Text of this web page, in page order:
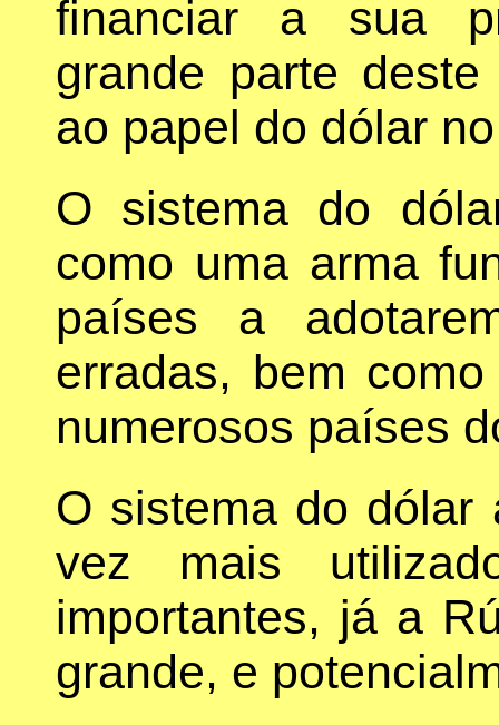
financiar a sua
grande parte
ao papel do dólar
O sistema do
como uma arma
países a
erradas, bem
numerosos países
O sistema do dólar
vez mais
importantes, já a
grande, e